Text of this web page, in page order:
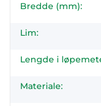
Bredde (mm):
Lim:
Lengde i
Materiale: